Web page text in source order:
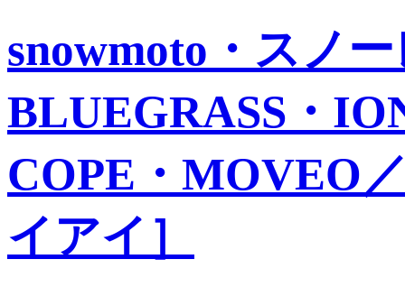
snowmoto・スノ
BLUEGRASS・
COPE・MOVEO
イアイ］